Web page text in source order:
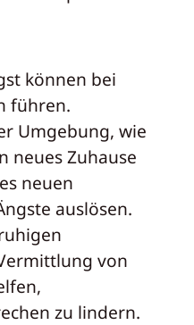
können bei
führen.
Umgebung, wie
neues Zuhause
neuen
auslösen.
von
zu lindern.